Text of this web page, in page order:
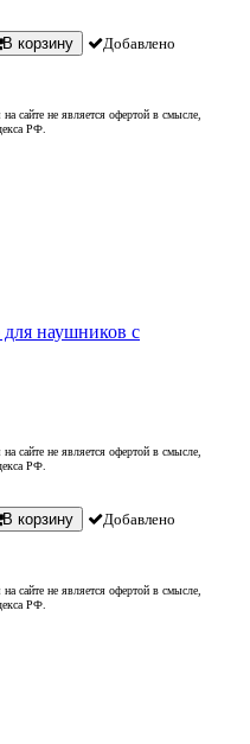
В корзину Добавлено
сайте не является офертой в смысле,
РФ.
наушников с
сайте не является офертой в смысле,
РФ.
В корзину Добавлено
сайте не является офертой в смысле,
РФ.